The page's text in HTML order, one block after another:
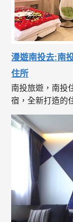
漫遊南投去:南
住所
南投旅遊，南投
宿，全新打造的